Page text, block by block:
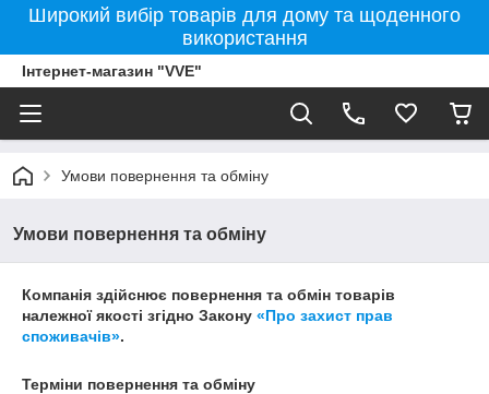
Широкий вибір товарів для дому та щоденного
використання
Інтернет-магазин "VVE"
Умови повернення та обміну
Умови повернення та обміну
Компанія здійснює повернення та обмін товарів
належної якості згідно Закону «Про захист прав
споживачів».
Терміни повернення та обміну